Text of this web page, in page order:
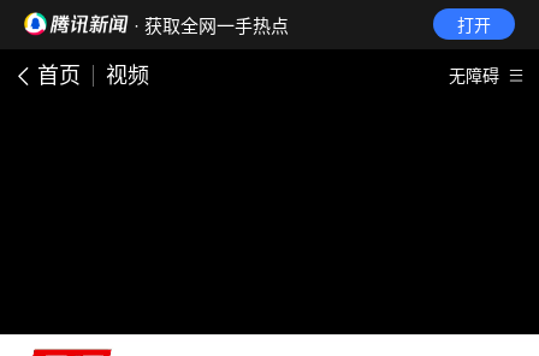
· 获取全网一手热点 打开
首页 视频 无障碍